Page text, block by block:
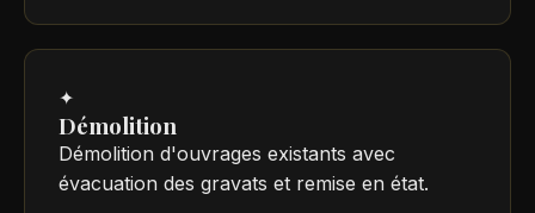
✦
Démolition
Démolition d'ouvrages existants avec
évacuation des gravats et remise en état.